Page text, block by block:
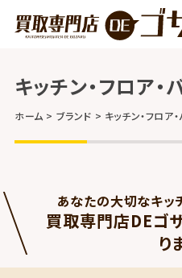
キッチン・フロア・
ホーム ブランド キッチン・フロア
あなたの大切なキッ
買取専門店DEゴ
り